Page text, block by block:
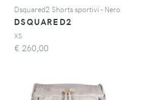
Dsquared2 Shorts sportivi - Nero
DSQUARED2
XS
€ 260,00